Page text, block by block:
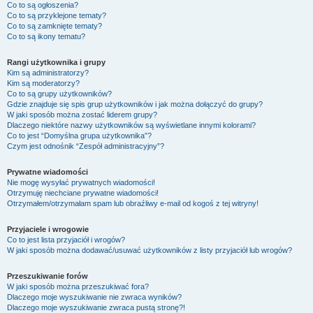
Co to są ogłoszenia?
Co to są przyklejone tematy?
Co to są zamknięte tematy?
Co to są ikony tematu?
Rangi użytkownika i grupy
Kim są administratorzy?
Kim są moderatorzy?
Co to są grupy użytkowników?
Gdzie znajduje się spis grup użytkowników i jak można dołączyć do grupy?
W jaki sposób można zostać liderem grupy?
Dlaczego niektóre nazwy użytkowników są wyświetlane innymi kolorami?
Co to jest “Domyślna grupa użytkownika”?
Czym jest odnośnik “Zespół administracyjny”?
Prywatne wiadomości
Nie mogę wysyłać prywatnych wiadomości!
Otrzymuję niechciane prywatne wiadomości!
Otrzymałem/otrzymałam spam lub obraźliwy e-mail od kogoś z tej witryny!
Przyjaciele i wrogowie
Co to jest lista przyjaciół i wrogów?
W jaki sposób można dodawać/usuwać użytkowników z listy przyjaciół lub wrogów?
Przeszukiwanie forów
W jaki sposób można przeszukiwać fora?
Dlaczego moje wyszukiwanie nie zwraca wyników?
Dlaczego moje wyszukiwanie zwraca pustą stronę?!